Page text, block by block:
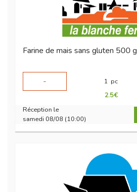
Farine de mais sans gluten 500 g
-
1 pc
2.5€
Réception le
samedi 08/08 (10:00)